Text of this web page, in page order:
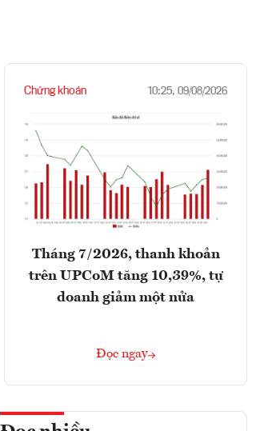
Chứng khoán 10:25, 09/08/2026
Tháng 7/2026, thanh khoản
trên UPCoM tăng 10,39%, tự
doanh giảm một nửa
Đọc ngay